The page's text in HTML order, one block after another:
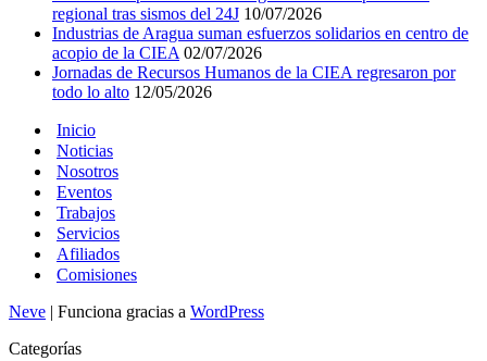
regional tras sismos del 24J 10/07/2026
Industrias de Aragua suman esfuerzos solidarios en centro de
acopio de la CIEA 02/07/2026
Jornadas de Recursos Humanos de la CIEA regresaron por
todo lo alto 12/05/2026
Inicio
Noticias
Nosotros
Eventos
Trabajos
Servicios
Afiliados
Comisiones
Neve | Funciona gracias a WordPress
Categorías